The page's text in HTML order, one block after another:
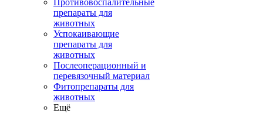
Противовоспалительные
препараты для
животных
Успокаивающие
препараты для
животных
Послеоперационный и
перевязочный материал
Фитопрепараты для
животных
Ещё